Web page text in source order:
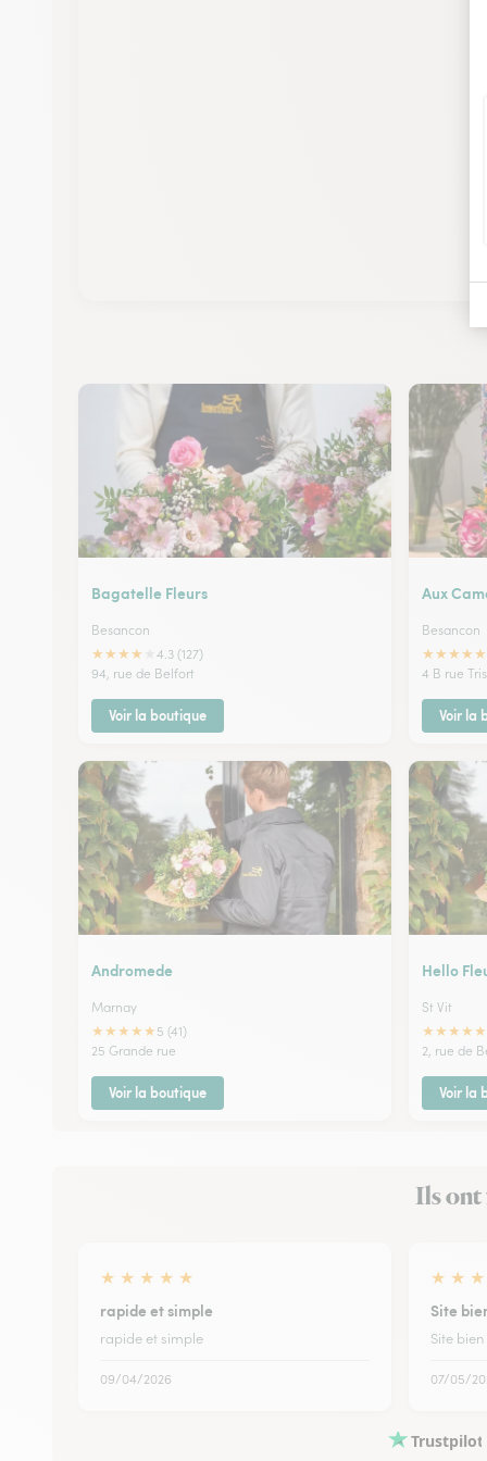
Bagatelle Fleurs
Besancon
★★★★
4.3 (127)
94, rue de Belfort
Voir la boutique
Aux
Besancon
★★★★★
4 B rue
Voir la
Andromede
Marnay
★★★★★ 5 (41)
25 Grande rue
Voir la boutique
Hello
St Vit
★★★★★
2, rue de
Voir la
Ils ont
★ ★ ★ ★ ★
rapide et simple
rapide et simple
09/04/2026
★ ★ ★
Site
Site
07/05/
Trustpilot